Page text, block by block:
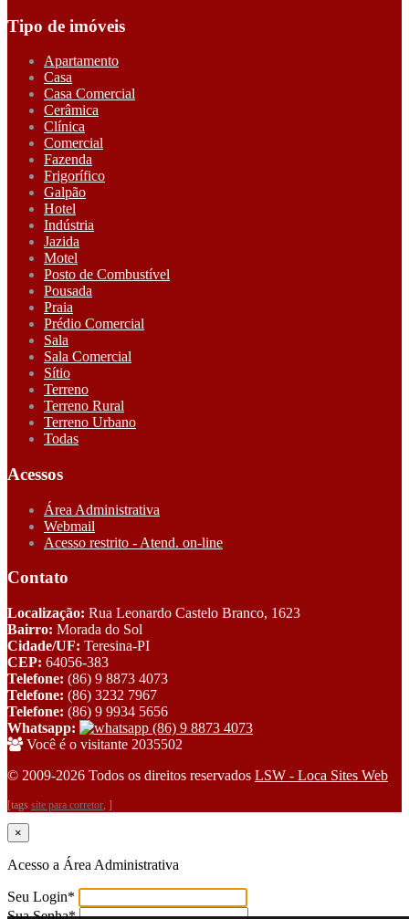
Tipo de imóveis
Apartamento
Casa
Casa Comercial
Cerâmica
Clínica
Comercial
Fazenda
Frigorífico
Galpão
Hotel
Indústria
Jazida
Motel
Posto de Combustível
Pousada
Praia
Prédio Comercial
Sala
Sala Comercial
Sítio
Terreno
Terreno Rural
Terreno Urbano
Todas
Acessos
Área Administrativa
Webmail
Acesso restrito - Atend. on-line
Contato
Localização: Rua Leonardo Castelo Branco, 1623
Bairro: Morada do Sol
Cidade/UF: Teresina-PI
CEP: 64056-383
Telefone: (86) 9 8873 4073
Telefone: (86) 3232 7967
Telefone: (86) 9 9934 5656
Whatsapp:
(86) 9 8873 4073
Você é o visitante 2035502
© 2009-2026 Todos os direitos reservados LSW - Loca Sites Web
[tags site para corretor, ]
×
Acesso a Área Administrativa
Seu Login*